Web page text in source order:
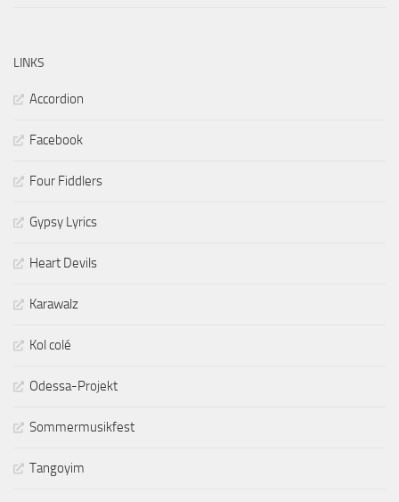
LINKS
Accordion
Facebook
Four Fiddlers
Gypsy Lyrics
Heart Devils
Karawalz
Kol colé
Odessa-Projekt
Sommermusikfest
Tangoyim